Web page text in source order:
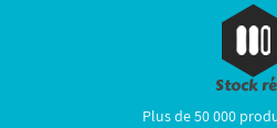
Stock
Plus de 50 000